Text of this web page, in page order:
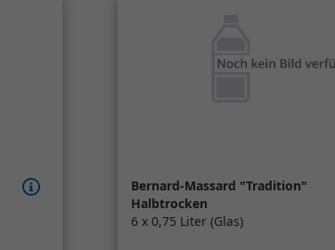
Bernard-Massard "Tradition"
Halbtrocken
6 x 0,75 Liter (Glas)